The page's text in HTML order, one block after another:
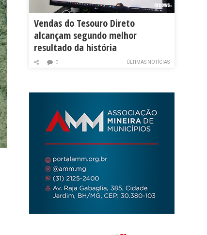
Vendas do Tesouro Direto
alcançam segundo melhor
resultado da história
ÚLTIMAS NOTÍCIAS
0